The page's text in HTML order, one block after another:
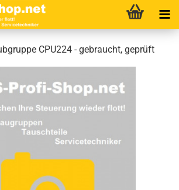
CPU224 - gebraucht, geprüft